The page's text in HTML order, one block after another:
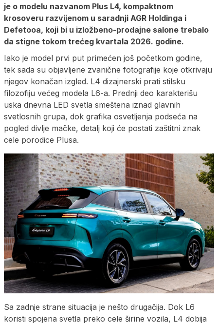
je o modelu nazvanom Plus L4, kompaktnom
krosoveru razvijenom u saradnji AGR Holdinga i
Defetooa, koji bi u izložbeno-prodajne salone trebalo
da stigne tokom trećeg kvartala 2026. godine.
Iako je model prvi put primećen još početkom godine,
tek sada su objavljene zvanične fotografije koje otkrivaju
njegov konačan izgled. L4 dizajnerski prati stilsku
filozofiju većeg modela L6-a. Prednji deo karakterišu
uska dnevna LED svetla smeštena iznad glavnih
svetlosnih grupa, dok grafika osvetljenja podseća na
pogled divlje mačke, detalj koji će postati zaštitni znak
cele porodice Plusa.
Sa zadnje strane situacija je nešto drugačija. Dok L6
koristi spojena svetla preko cele širine vozila, L4 dobija